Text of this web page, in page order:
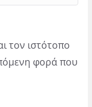
τον ιστότοπο
φορά που